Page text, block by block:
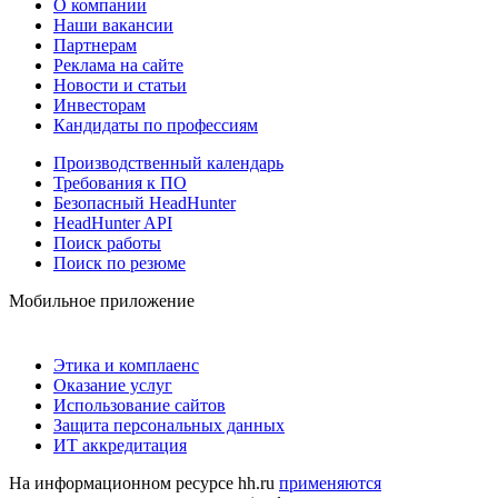
О компании
Наши вакансии
Партнерам
Реклама на сайте
Новости и статьи
Инвесторам
Кандидаты по профессиям
Производственный календарь
Требования к ПО
Безопасный HeadHunter
HeadHunter API
Поиск работы
Поиск по резюме
Мобильное приложение
Этика и комплаенс
Оказание услуг
Использование сайтов
Защита персональных данных
ИТ аккредитация
На информационном ресурсе hh.ru применяются